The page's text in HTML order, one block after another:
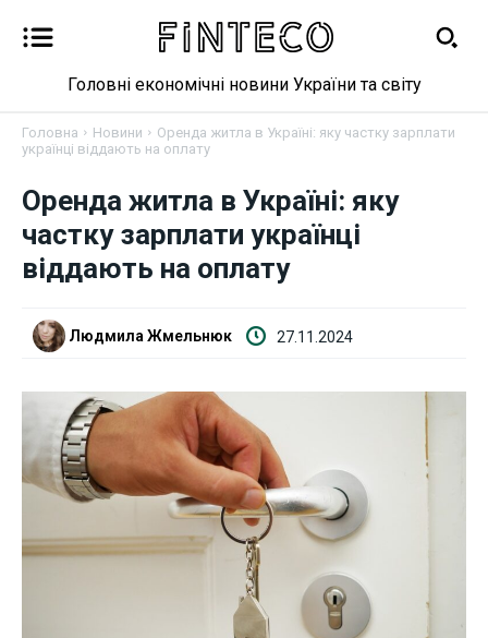
Новини
Бізнес
Фінанси
Валютний ринок
Криптовалюта
Робота і освіта
Публікації
Головні економічні новини України та світу
Головна Новини
Оренда житла в Україні: яку частку зарплати
українці віддають на оплату
Оренда житла в Україні: яку
частку зарплати українці
віддають на оплату
Людмила Жмельнюк 27.11.2024